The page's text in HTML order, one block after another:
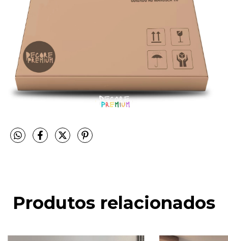
Produtos relacionados